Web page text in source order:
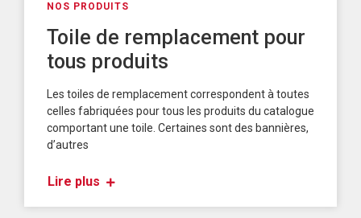
NOS PRODUITS
Toile de remplacement pour
tous produits
Les toiles de remplacement correspondent à toutes
celles fabriquées pour tous les produits du catalogue
comportant une toile. Certaines sont des bannières,
d’autres
Lire plus